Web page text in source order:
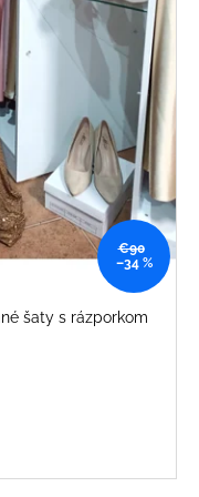
€90
–34 %
šaty s rázporkom